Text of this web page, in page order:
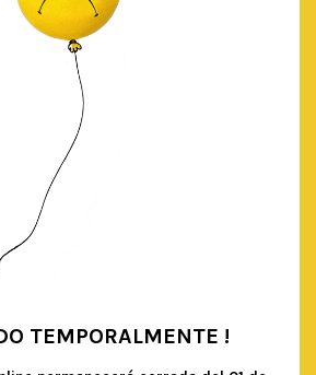
TEMPORALMENTE !